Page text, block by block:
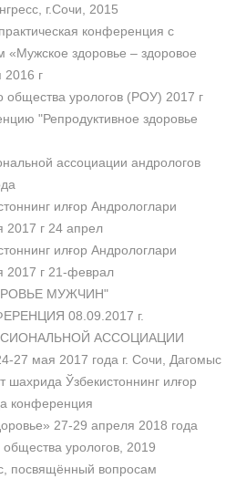
г.Сочи, 2015
конференция с
здоровье – здоровое
2016 г
общества урологов (РОУ) 2017 г
"Репродуктивное здоровье
ассоциации андрологов
илғор Андрологлари
2017 г 24 апрел
илғор Андрологлари
2017 г 21-феврал
МУЖЧИН"
08.09.2017 г.
АССОЦИАЦИИ
мая 2017 года г. Сочи, Дагомыс
Ўзбекистоннинг илғор
конференция
27-29 апреля 2018 года
общества урологов, 2019
посвящённый вопросам